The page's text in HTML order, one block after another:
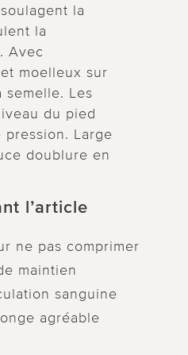
la
la
Avec
moelleux sur
Les
du pied
Large
doublure en
l’article
ne pas comprimer
maintien
sanguine
agréable